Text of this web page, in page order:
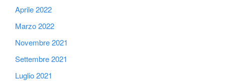
Aprile 2022
Marzo 2022
Novembre 2021
Settembre 2021
Luglio 2021